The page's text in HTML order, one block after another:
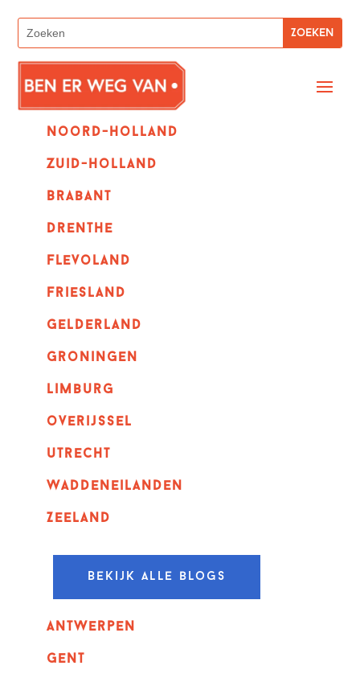
Noord-holland
zuid-holland
Brabant
Drenthe
Flevoland
Friesland
Gelderland
Groningen
Limburg
overijssel
utrecht
Waddeneilanden
Zeeland
Bekijk alle blogs
Antwerpen
GENT